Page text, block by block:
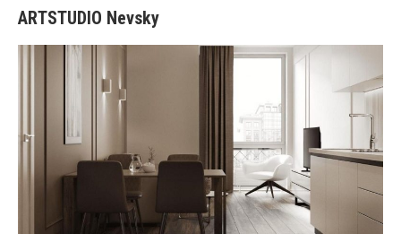
ARTSTUDIO Nevsky